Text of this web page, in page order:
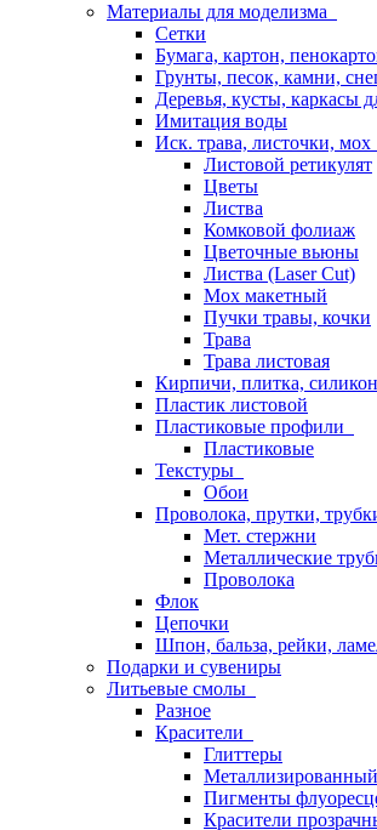
Материалы для моделизма
Сетки
Бумага, картон,
Грунты, песок, камни,
Деревья, кусты, каркасы
Имитация воды
Иск. трава, листочки, мох
Листовой ретикулят
Цветы
Листва
Комковой фолиаж
Цветочные вьюны
Листва (Laser Cut)
Мох макетный
Пучки травы, кочки
Трава
Трава листовая
Кирпичи, плитка,
Пластик листовой
Пластиковые профили
Пластиковые
Текстуры
Обои
Проволока, прутки,
Мет. стержни
Металлические
Проволока
Флок
Цепочки
Шпон, бальза, рейки,
Подарки и сувениры
Литьевые смолы
Разное
Красители
Глиттеры
Пигменты
Красители